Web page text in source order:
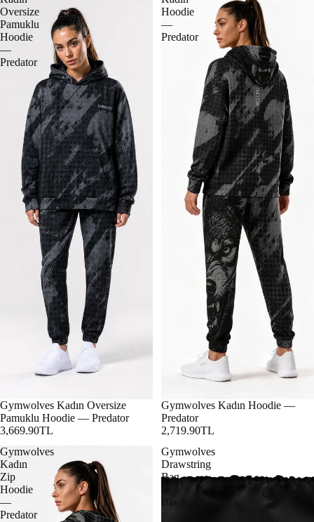
Oversize
Pamuklu
Hoodie
—
Predator
Gymwolves Kadın Oversize
Pamuklu Hoodie — Predator
3,669.90TL
Hoodie
—
Predator
Gymwolves Kadın Hoodie —
Predator
2,719.90TL
Gymwolves
Kadın
Zip
Hoodie
—
Predator
Gymwolves
Drawstring
Bag
Black